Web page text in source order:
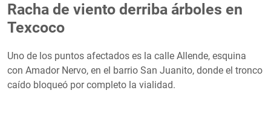
Racha de viento derriba árboles en
Texcoco
Uno de los puntos afectados es la calle Allende, esquina
con Amador Nervo, en el barrio San Juanito, donde el tronco
caído bloqueó por completo la vialidad.